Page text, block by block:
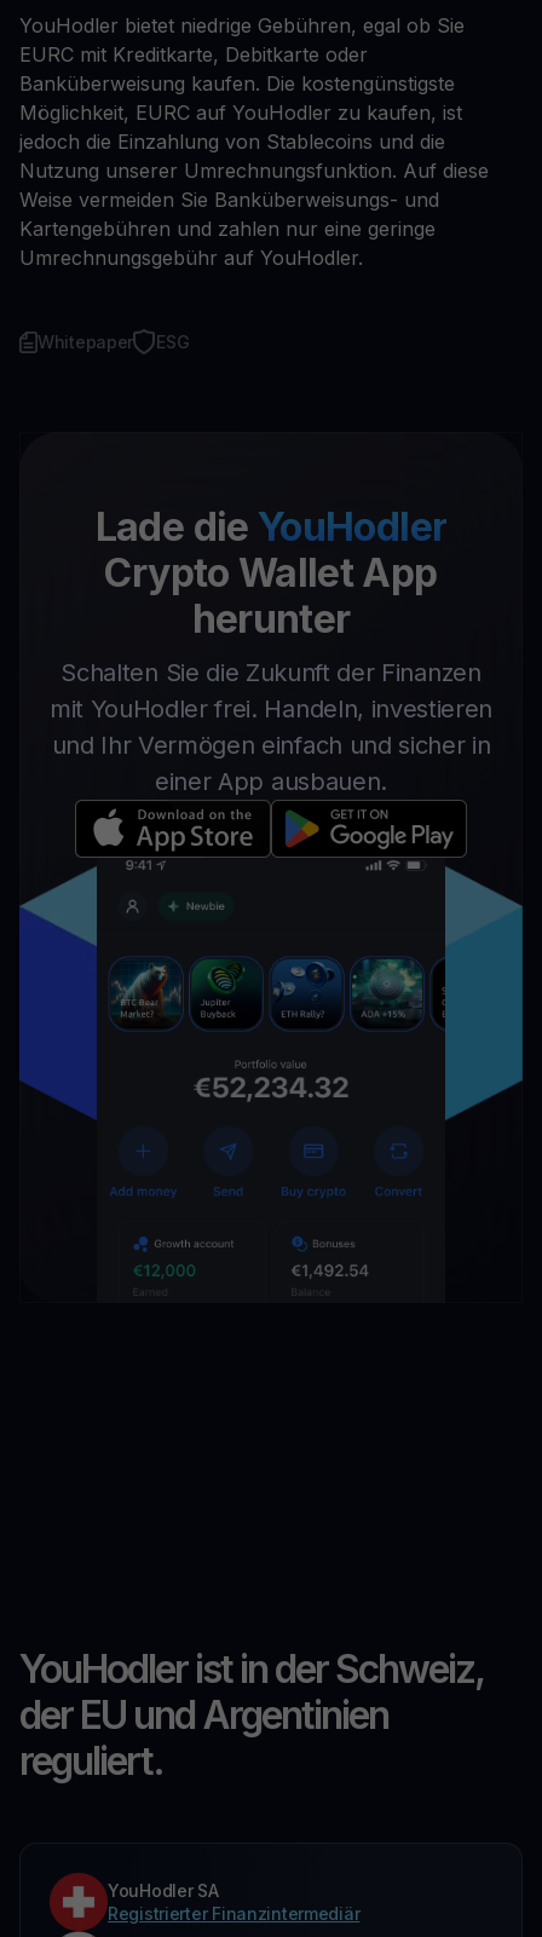
YouHodler bietet niedrige Gebühren, egal ob Sie
EURC mit Kreditkarte, Debitkarte oder
Banküberweisung kaufen. Die kostengünstigste
Möglichkeit, EURC auf YouHodler zu kaufen, ist
jedoch die Einzahlung von Stablecoins und die
Nutzung unserer Umrechnungsfunktion. Auf diese
Weise vermeiden Sie Banküberweisungs- und
Kartengebühren und zahlen nur eine geringe
Umrechnungsgebühr auf YouHodler.
Whitepaper ESG
Lade die YouHodler
Crypto Wallet App
herunter
Schalten Sie die Zukunft der Finanzen
mit YouHodler frei. Handeln, investieren
und Ihr Vermögen einfach und sicher in
einer App ausbauen.
YouHodler ist in der Schweiz,
der EU und Argentinien
reguliert.
YouHodler SA
Registrierter Finanzintermediär